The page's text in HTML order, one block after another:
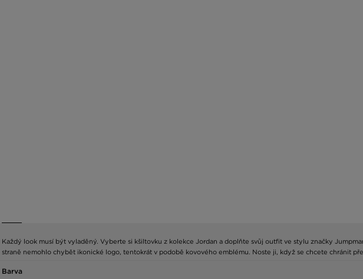
Každý look musí být vyladěný. Vyberte si kšiltovku z kolekce Jordan a doplňte svůj outfit ve stylu značky
straně nemohlo chybět ikonické logo, tentokrát v podobě kovového emblému. Noste ji, když se chcete chránit
Barva